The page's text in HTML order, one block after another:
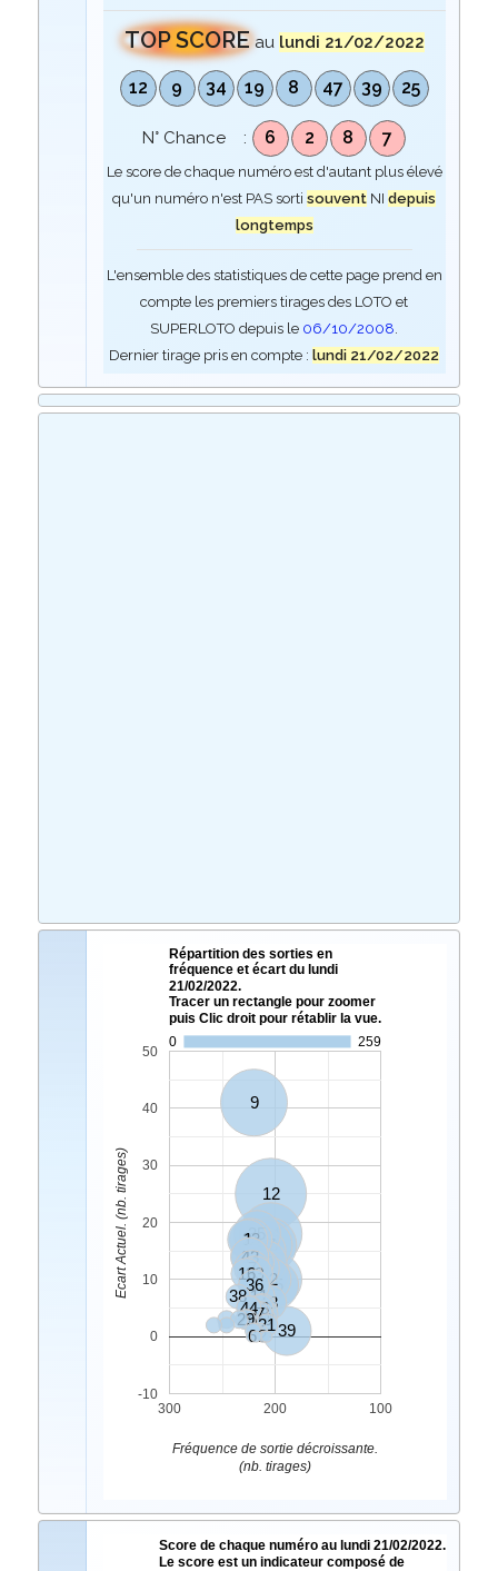
TOP SCORE au lundi 21/02/2022
12 9 34 19 8 47 39 25
N° Chance : 6 2 8 7
Le score de chaque numéro est d'autant plus élevé
qu'un numéro n'est PAS sortisouvent NIdepuis
longtemps
L'ensemble des statistiques de cette page prend en
compte les premiers tirages des LOTO et
SUPERLOTO depuis le 06/10/2008.
Dernier tirage pris en compte :lundi 21/02/2022
Répartition des sorties en
fréquence et écart du lundi
21/02/2022.
Tracer un rectangle pour zoomer
puis Clic droit pour rétablir la vue.
0
259
12
9
34
19
8
47
25
39
5
35
14
30
42
23
1
4
3
27
43
7
18
33
11
16
36
48
45
46
20
28
31
37
38
44
21
26
29
2
6
300 200 100
-10
0
10
20
30
40
50
Fréquence de sortie décroissante.
(nb. tirages)
Ecart Actuel. (nb. tirages)
Score de chaque numéro au lundi 21/02/2022.
Le score est un indicateur composé de